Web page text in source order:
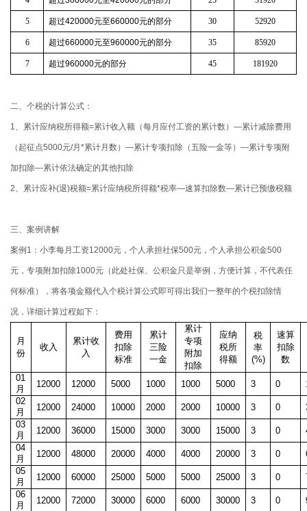
5 超过420000元至660000元的部分 30 52920
6 超过660000元至960000元的部分 35 85920
7 超过960000元的部分 45 181920
二、个税的计算公式：
1、累计应纳税所得额=累计收入额（每月应付工资的累计数）—累计减除费用
（起征点5000元/月*累计月数）—累计专项扣除（五险一金等）—累计专项附
加扣除—累计依法确定的其他扣除
2、累计应补(退)税额=累计应纳税所得额*税率—速算扣除数—累计已预缴税额
三、案例讲解
案例1：小李每月工资12000元，个人承担社保500元，个人承担公积金500
元，专项附加扣除1000元（此处社保、公积金只是举例，方便计算，不代表任
何标准），将各项金额代入个税计算公式即可得出我们一整年的个税扣除情
况，详细计算过程如下：
月
份
收入
累计收
入
费用
扣除
标准
累计
三险
一金
累计
专项
附加
扣除
应纳
税所
得额
税
率
(%)
速算
扣除
数
01
月
12000 12000 5000 1000 1000 5000 3 0
02
月
12000 24000 10000 2000 2000 10000 3 0
03
月
12000 36000 15000 3000 3000 15000 3 0
04
月
12000 48000 20000 4000 4000 20000 3 0
05
月
12000 60000 25000 5000 5000 25000 3 0
06
月
12000 72000 30000 6000 6000 30000 3 0